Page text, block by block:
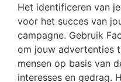
Het identificeren van
voor het succes van
campagne. Gebruik
om jouw advertenties
mensen op basis van
interesses en gedrag.